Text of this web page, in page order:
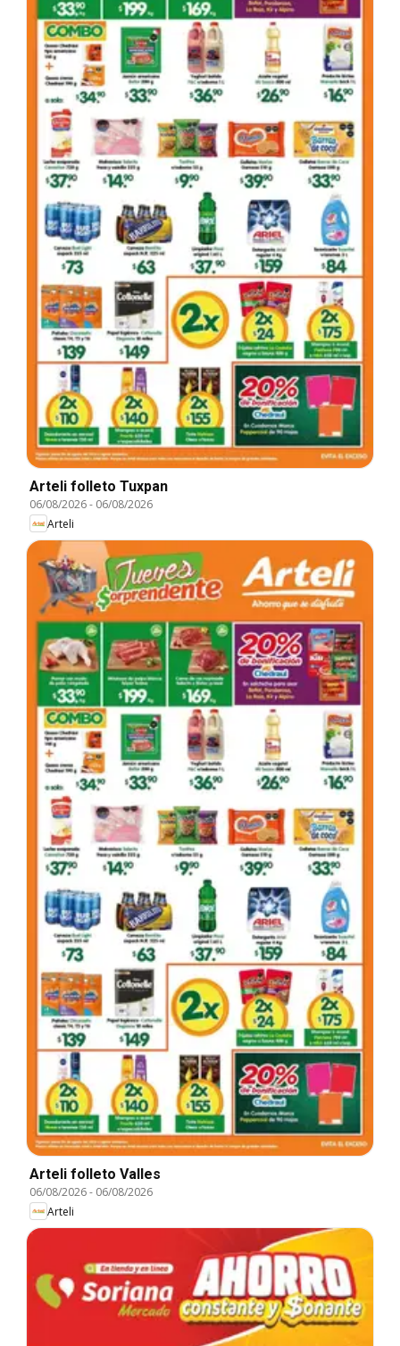
Arteli folleto Tuxpan
06/08/2026- 06/08/2026
Arteli
Arteli folleto Valles
06/08/2026- 06/08/2026
Arteli